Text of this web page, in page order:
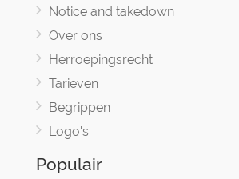
Notice and takedown
Over ons
Herroepingsrecht
Tarieven
Begrippen
Logo's
Populair